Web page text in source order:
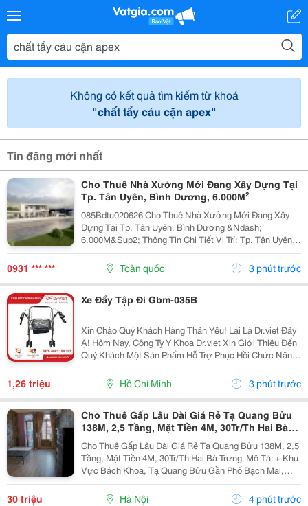
Không có kết quả tìm kiếm từ khoá
"chất tẩy cáu cặn apex"
Tin đăng mới nhất
Cho Thuê Nhà Xưởng Mới Đang Xây Dựng Tại
Tp. Tân Uyên, Bình Dương, 6.000M²
085Bdtu020626 Cho Thuê Nhà Xưởng Mới Đang Xây
Dựng Tại Tp. Tân Uyên, Bình Dương &Ndash;
6.000M&Sup2; Thông Tin Chi Tiết Vị Trí: Tp. Tân Uyên,
Bình Dương. Tổng Diện Tích Khuôn Viên Đất:
9.800M&Sup2; Diện Tích Sử Dụng Tổng Diện Tích Nhà
Xưởng:...
0931 *** *** Toàn quốc 3 phút trước
Xe Đẩy Tập Đi Gbm-035B
Xin Chào Quý Khách Hàng Thân Yêu! Lại Là Dr.viet Đây
Ạ! Hôm Nay, Công Ty Y Khoa Dr.viet Xin Giới Thiệu Đến
Quý Khách Một Sản Phẩm Hỗ Trợ Phục Hồi Chức Năng
Vô Cùng Tiện Lợi, Giúp Người Cao Tuổi, Người Bệnh
Và Người Gặp Khó Khăn Trong Vận Động Có...
1,26 triệu Hồ Chí Minh 3 phút trước
Cho Thuê Gấp Lâu Dài Giá Rẻ Tạ Quang Bửu
138M, 2,5 Tầng, Mặt Tiền 4M, 30Tr/Th Hai Bà
Trưng.
Cho Thuê Gấp Lâu Dài Giá Rẻ Tạ Quang Bửu 138M, 2,5
Tầng, Mặt Tiền 4M, 30Tr/Th Hai Bà Trưng. Mô Tả: + Khu
Vực Bách Khoa, Tạ Quang Bửu Gần Phố Bạch Mai,
Hơn 30 Nghìn Sinh Viên Các Trường Đại Học Tốp Đầu
Cả Nước Bách &Ndash; Kinh - Xây-Mở Kinh Doanh...
30 triệu Hà Nội 4 phút trước